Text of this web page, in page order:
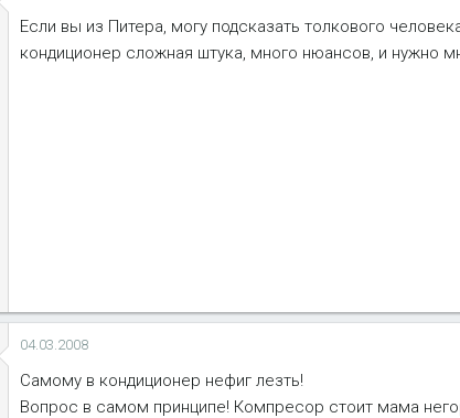
Если вы из Питера, могу подсказать толкового
кондиционер сложная штука, много нюансов, и нужно
04.03.2008
Самому в кондиционер нефиг лезть!
Вопрос в самом принципе! Компресор стоит мама